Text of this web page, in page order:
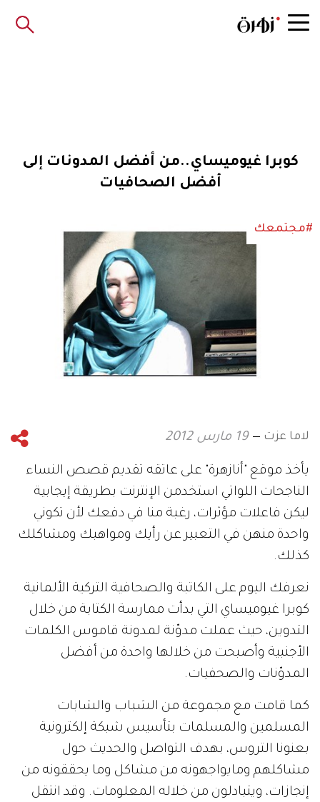
كوبرا غيوميساي..من أفضل المدونات إلى
أفضل الصحافيات
#مجتمعك
لاما عزت 19 مارس 2012
يأخذ موقع "أنازهرة" على عاتقه تقديم قصص النساء
الناجحات اللواتي استخدمن الإنترنت بطريقة إيجابية
ليكن فاعلات مؤثرات، رغبة منا في دفعك لأن تكوني
واحدة منهن في التعبير عن رأيك ومواهبك ومشاكلك
كذلك.
نعرفك اليوم على الكاتبة والصحافية التركية الألمانية
كوبرا غيوميساي التي بدأت ممارسة الكتابة من خلال
التدوين، حيث عملت مدوّنة لمدونة قاموس الكلمات
الأجنبية وأصبحت من خلالها واحدة من أفضل
المدوّنات والصحفيات.
كما قامت مع مجموعة من الشباب والشابات
المسلمين والمسلمات بتأسيس شبكة إلكترونية
بعنونا التروس، بهدف التواصل والحديث حول
مشاكلهم ومايواجهونه من مشاكل وما يحققونه من
إنجازات، ويتبادلون من خلاله المعلومات. وقد انتقل